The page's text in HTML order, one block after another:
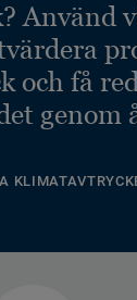
Använd
och få
genom